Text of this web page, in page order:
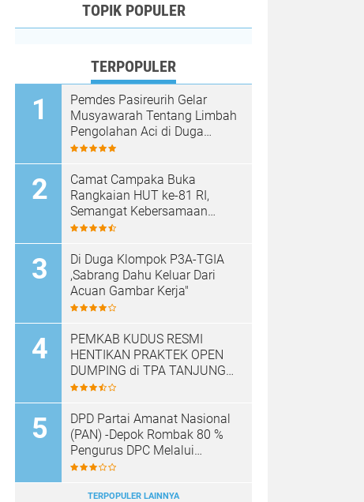
TOPIK POPULER
TERPOPULER
Pemdes Pasireurih Gelar
Musyawarah Tentang Limbah
Pengolahan Aci di Duga
Cemari Sungai Cisata
Sementara
Camat Campaka Buka
Rangkaian HUT ke-81 RI,
Semangat Kebersamaan
Warnai Senam Massal dan
Desa
Di Duga Klompok P3A-TGIA
,Sabrang Dahu Keluar Dari
Acuan Gambar Kerja"
PEMKAB KUDUS RESMI
HENTIKAN PRAKTEK OPEN
DUMPING di TPA TANJUNG
REJO, KEC.JEKULO
SISTEM PENGELOLAAN
SAMPAH BARU
DPD Partai Amanat Nasional
(PAN) -Depok Rombak 80 %
Pengurus DPC Melalui
Muscab "
TERPOPULER LAINNYA